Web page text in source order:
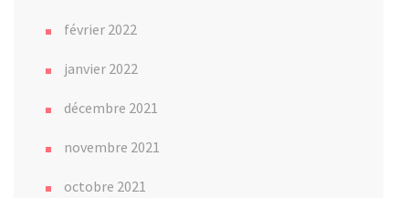
février 2022
janvier 2022
décembre 2021
novembre 2021
octobre 2021